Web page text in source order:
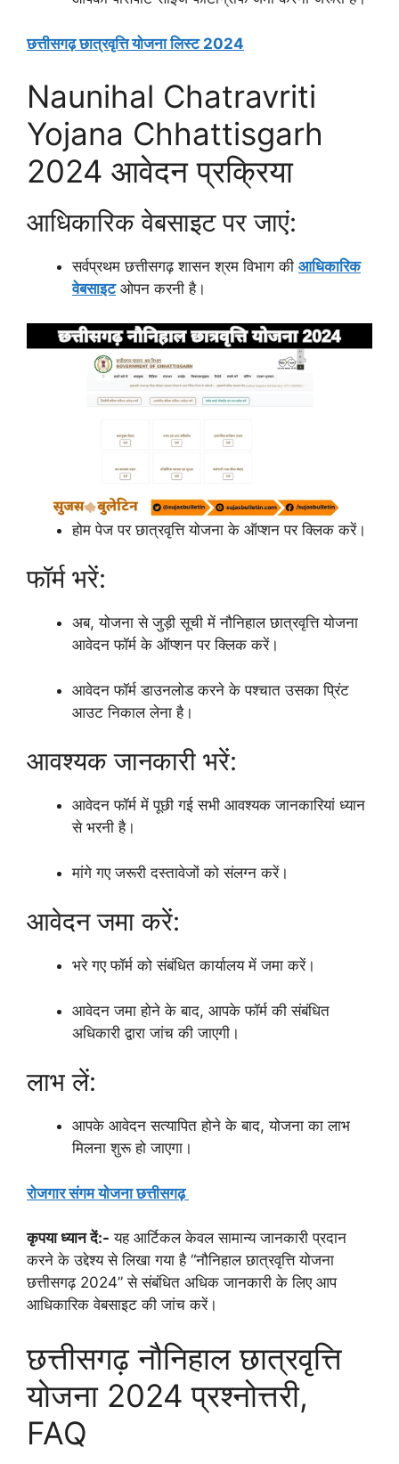
छत्तीसगढ़ छात्रवृत्ति योजना लिस्ट 2024
Naunihal Chatravriti
Yojana Chhattisgarh
2024 आवेदन प्रक्रिया
आधिकारिक वेबसाइट पर जाएं:
सर्वप्रथम छत्तीसगढ़ शासन श्रम विभाग की आधिकारिक
वेबसाइटओपन करनी है।
होम पेज पर छात्रवृत्ति योजना के ऑप्शन पर क्लिक करें।
फॉर्म भरें:
अब, योजना से जुड़ी सूची में नौनिहाल छात्रवृत्ति योजना
आवेदन फॉर्म के ऑप्शन पर क्लिक करें।
आवेदन फॉर्म डाउनलोड करने के पश्चात उसका प्रिंट
आउट निकाल लेना है।
आवश्यक जानकारी भरें:
आवेदन फॉर्म में पूछी गई सभी आवश्यक जानकारियां ध्यान
से भरनी है।
मांगे गए जरूरी दस्तावेजों को संलग्न करें।
आवेदन जमा करें:
भरे गए फॉर्म को संबंधित कार्यालय में जमा करें।
आवेदन जमा होने के बाद, आपके फॉर्म की संबंधित
अधिकारी द्वारा जांच की जाएगी।
लाभ लें:
आपके आवेदन सत्यापित होने के बाद, योजना का लाभ
मिलना शुरू हो जाएगा।
रोजगार संगम योजना छत्तीसगढ़
कृपया ध्यान दें:- यह आर्टिकल केवल सामान्य जानकारी प्रदान
करने के उद्देश्य से लिखा गया है “नौनिहाल छात्रवृत्ति योजना
छत्तीसगढ़ 2024” से संबंधित अधिक जानकारी के लिए आप
आधिकारिक वेबसाइट की जांच करें।
छत्तीसगढ़ नौनिहाल छात्रवृत्ति
योजना 2024 प्रश्नोत्तरी,
FAQ